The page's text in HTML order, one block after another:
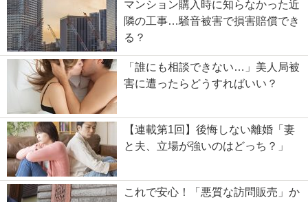
マンション購入時に知らなかった近
隣の工事…騒音被害で損害賠償でき
る？
「誰にも相談できない…」美人局被
害に遭ったらどうすればいい？
【連載第1回】後悔しない離婚「妻
と夫、立場が強いのはどっち？」
これで安心！「悪質な訪問販売」か